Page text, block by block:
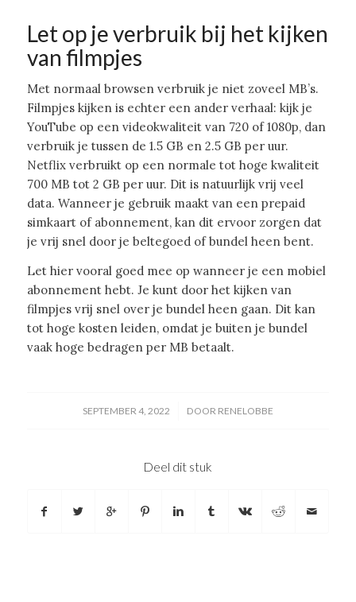
Let op je verbruik bij het kijken
van filmpjes
Met normaal browsen verbruik je niet zoveel MB’s.
Filmpjes kijken is echter een ander verhaal: kijk je
YouTube op een videokwaliteit van 720 of 1080p, dan
verbruik je tussen de 1.5 GB en 2.5 GB per uur.
Netflix verbruikt op een normale tot hoge kwaliteit
700 MB tot 2 GB per uur. Dit is natuurlijk vrij veel
data. Wanneer je gebruik maakt van een prepaid
simkaart of abonnement, kan dit ervoor zorgen dat
je vrij snel door je beltegoed of bundel heen bent.
Let hier vooral goed mee op wanneer je een mobiel
abonnement hebt. Je kunt door het kijken van
filmpjes vrij snel over je bundel heen gaan. Dit kan
tot hoge kosten leiden, omdat je buiten je bundel
vaak hoge bedragen per MB betaalt.
SEPTEMBER 4, 2022
/ DOOR RENELOBBE
Deel dit stuk